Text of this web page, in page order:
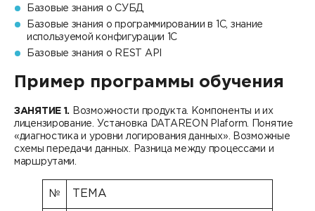
Базовые знания о СУБД
Базовые знания о программировании в 1С, знание
используемой конфигурации 1С
Базовые знания о REST API
Пример программы обучения
ЗАНЯТИЕ 1.
Возможности продукта. Компоненты и их
лицензирование. Установка DATAREON Plaform. Понятие
«диагностика и уровни логирования данных». Возможные
схемы передачи данных. Разница между процессами и
маршрутами.
№ ТЕМА